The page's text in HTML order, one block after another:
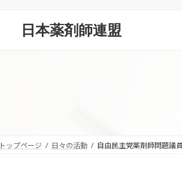
日本薬剤師連盟
トップページ 日々の活動 自由民主党薬剤師問題議